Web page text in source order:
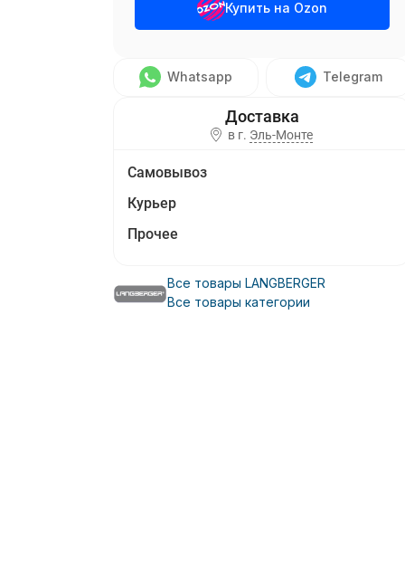
Купить на Ozon
Whatsapp Telegram
в г. Эль-Монте
Самовывоз
Курьер
Прочее
Все товары LANGBERGER
Все товары категории